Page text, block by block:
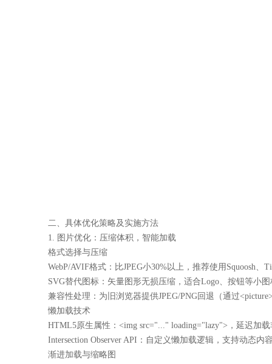
二、具体优化策略及实施方法
1. 图片优化：压缩体积，智能加载
格式选择与压缩
WebP/AVIF格式：比JPEG小30%以上，推荐使用Squoosh、
SVG替代图标：矢量图形无损压缩，适合Logo、按钮等小图
兼容性处理：为旧浏览器提供JPEG/PNG回退（通过
懒加载技术
HTML5原生属性：<img src="..." loading="lazy">，延迟加
Intersection Observer API：自定义懒加载逻辑，支持动态内
渐进加载与缩略图